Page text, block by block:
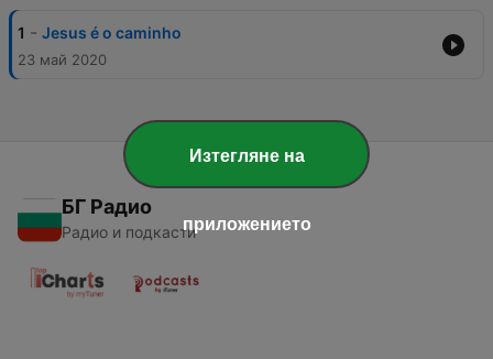
1 - Jesus é o caminho
23 май 2020
БГ Радио
Радио и подкасти
Изтегляне на
приложението